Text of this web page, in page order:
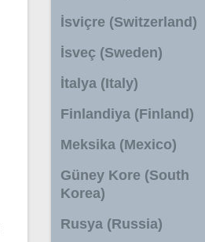
İsviçre (Switzerland)
İsveç (Sweden)
İtalya (Italy)
Finlandiya (Finland)
Meksika (Mexico)
Güney Kore (South
Korea)
Rusya (Russia)